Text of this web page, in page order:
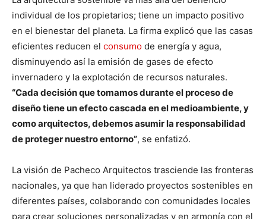
individual de los propietarios; tiene un impacto positivo
en el bienestar del planeta. La firma explicó que las casas
eficientes reducen el consumo de energía y agua,
disminuyendo así la emisión de gases de efecto
invernadero y la explotación de recursos naturales.
“Cada decisión que tomamos durante el proceso de
diseño tiene un efecto cascada en el medioambiente, y
como arquitectos, debemos asumir la responsabilidad
de proteger nuestro entorno”, se enfatizó.
La visión de Pacheco Arquitectos trasciende las fronteras
nacionales, ya que han liderado proyectos sostenibles en
diferentes países, colaborando con comunidades locales
para crear soluciones personalizadas y en armonía con el